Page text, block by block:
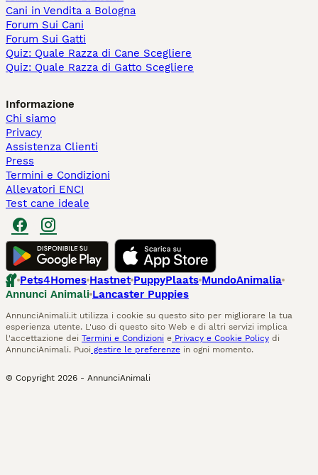
Cani in Vendita a Bologna
Forum Sui Cani
Forum Sui Gatti
Quiz: Quale Razza di Cane Scegliere
Quiz: Quale Razza di Gatto Scegliere
Informazione
Chi siamo
Privacy
Assistenza Clienti
Press
Termini e Condizioni
Allevatori ENCI
Test cane ideale
Pets4Homes Hastnet PuppyPlaats MundoAnimalia
Annunci Animali Lancaster Puppies
AnnunciAnimali.it utilizza i cookie su questo sito per migliorare la tua
esperienza utente. L'uso di questo sito Web e di altri servizi implica
l'accettazione dei Termini e Condizioni e Privacy e Cookie Policy di
AnnunciAnimali. Puoi gestire le preferenze in ogni momento.
© Copyright 2026 - AnnunciAnimali